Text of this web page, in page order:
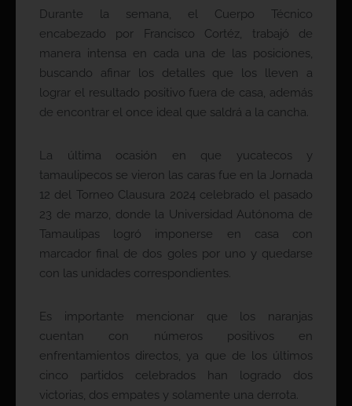
Durante la semana, el Cuerpo Técnico
encabezado por Francisco Cortéz, trabajó de
manera intensa en cada una de las posiciones,
buscando afinar los detalles que los lleven a
lograr el resultado positivo fuera de casa, además
de encontrar el once ideal que saldrá a la cancha.
La última ocasión en que yucatecos y
tamaulipecos se vieron las caras fue en la Jornada
12 del Torneo Clausura 2024 celebrado el pasado
23 de marzo, donde la Universidad Autónoma de
Tamaulipas logró imponerse en casa con
marcador final de dos goles por uno y quedarse
con las unidades correspondientes.
Es importante mencionar que los naranjas
cuentan con números positivos en
enfrentamientos directos, ya que de los últimos
cinco partidos celebrados han logrado dos
victorias, dos empates y solamente una derrota.